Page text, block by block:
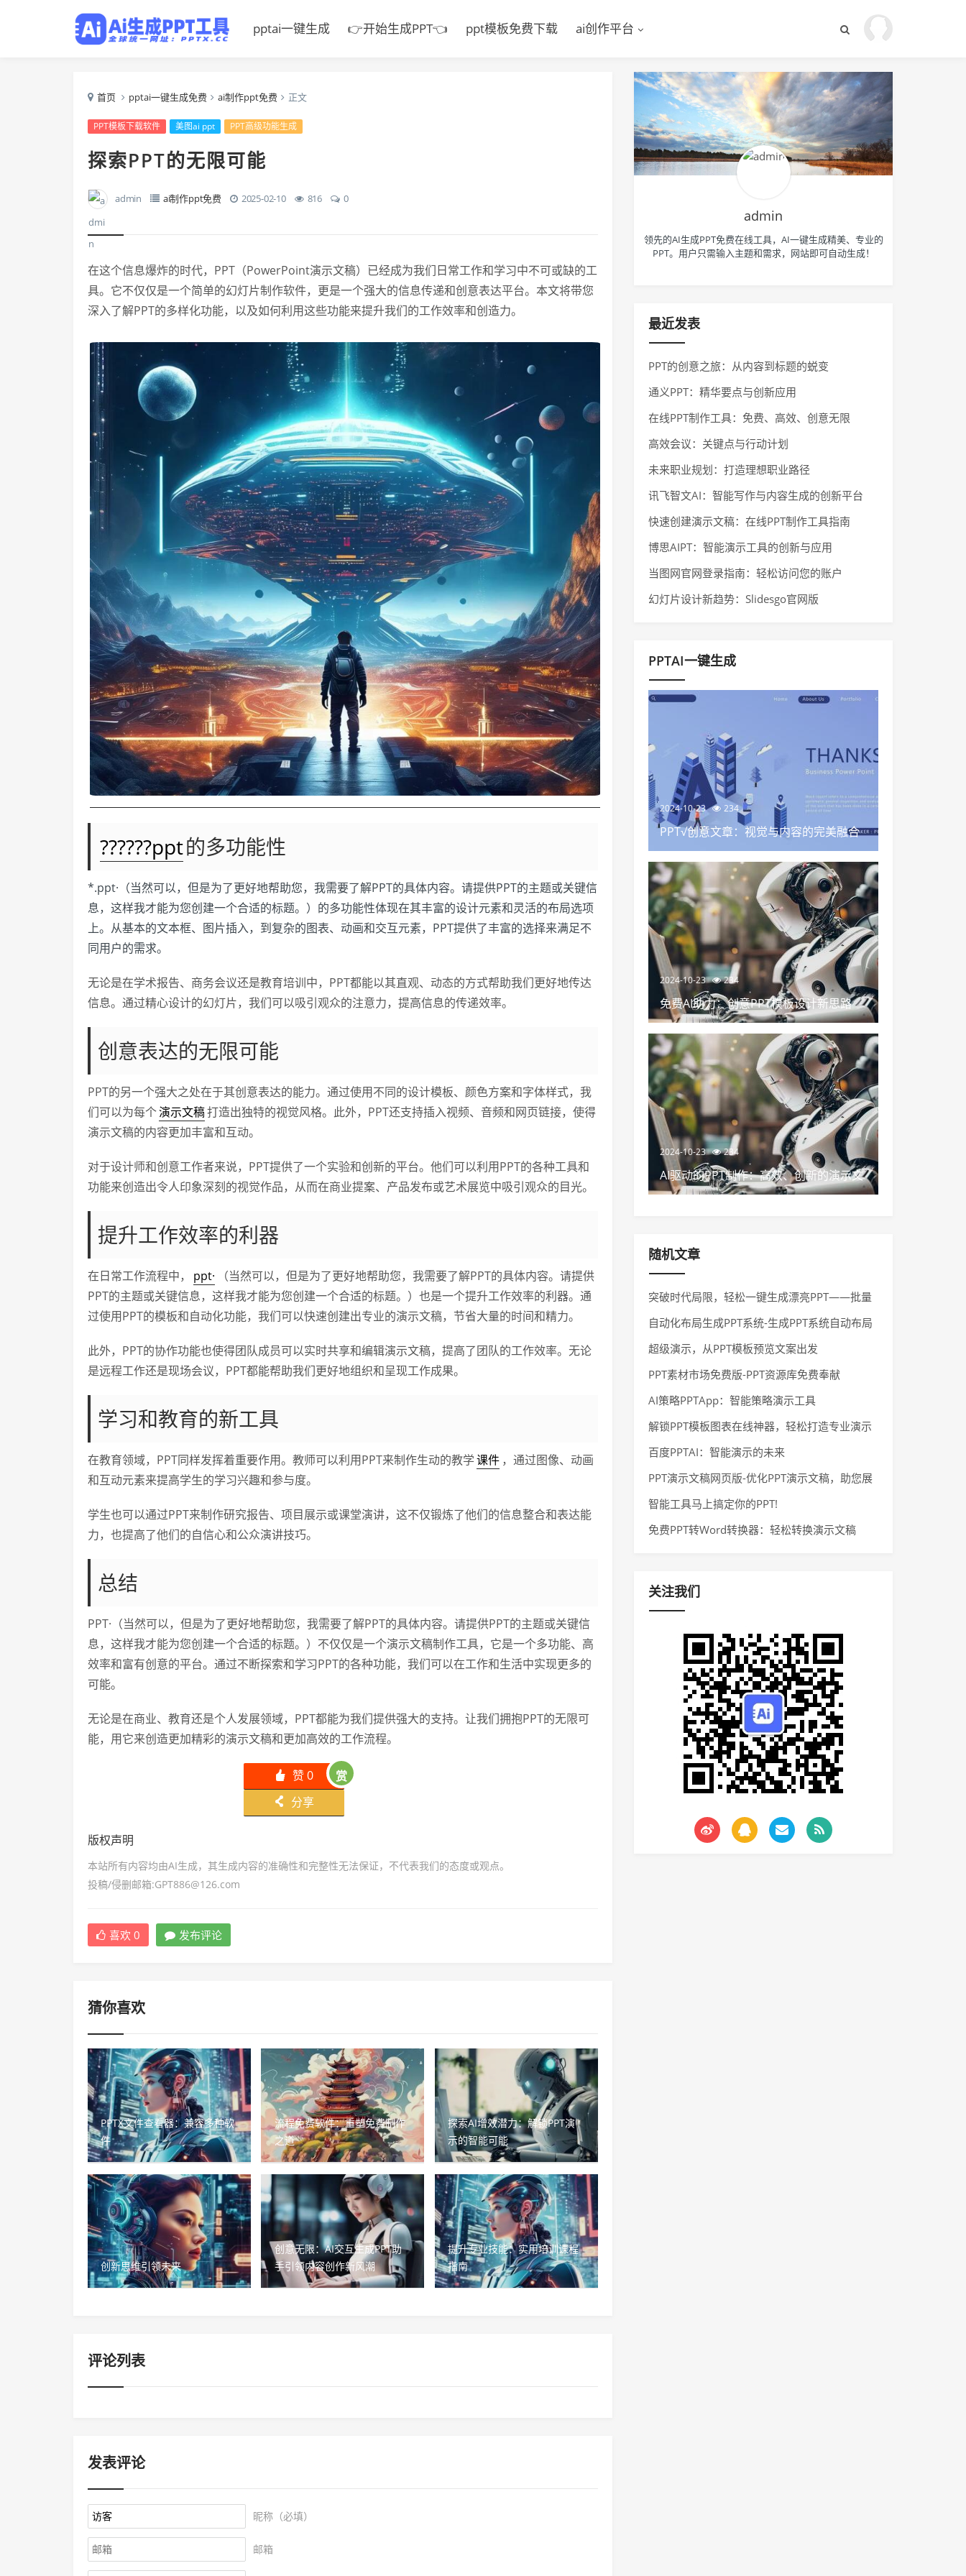
pptai一键生成 👉开始生成PPT👈 ppt模板免费下载 ai创作平台
首页 pptai一键生成免费 ai制作ppt免费 正文
PPT模板下载软件 美图ai ppt PPT高级功能生成
探索PPT的无限可能
admin ai制作ppt免费 2025-02-10 816 0
在这个信息爆炸的时代，PPT（PowerPoint演示文稿）已经成为我们日常工作和学习中不可或缺的工
具。它不仅仅是一个简单的幻灯片制作软件，更是一个强大的信息传递和创意表达平台。本文将带您
深入了解PPT的多样化功能，以及如何利用这些功能来提升我们的工作效率和创造力。
??????ppt的多功能性
*.ppt·（当然可以，但是为了更好地帮助您，我需要了解PPT的具体内容。请提供PPT的主题或关键信
息，这样我才能为您创建一个合适的标题。）的多功能性体现在其丰富的设计元素和灵活的布局选项
上。从基本的文本框、图片插入，到复杂的图表、动画和交互元素，PPT提供了丰富的选择来满足不
同用户的需求。
无论是在学术报告、商务会议还是教育培训中，PPT都能以其直观、动态的方式帮助我们更好地传达
信息。通过精心设计的幻灯片，我们可以吸引观众的注意力，提高信息的传递效率。
创意表达的无限可能
PPT的另一个强大之处在于其创意表达的能力。通过使用不同的设计模板、颜色方案和字体样式，我
们可以为每个演示文稿打造出独特的视觉风格。此外，PPT还支持插入视频、音频和网页链接，使得
演示文稿的内容更加丰富和互动。
对于设计师和创意工作者来说，PPT提供了一个实验和创新的平台。他们可以利用PPT的各种工具和
功能来创造出令人印象深刻的视觉作品，从而在商业提案、产品发布或艺术展览中吸引观众的目光。
提升工作效率的利器
在日常工作流程中， ppt·
（当然可以，但是为了更好地帮助您，我需要了解PPT的具体内容。请提供
PPT的主题或关键信息，这样我才能为您创建一个合适的标题。）也是一个提升工作效率的利器。通
过使用PPT的模板和自动化功能，我们可以快速创建出专业的演示文稿，节省大量的时间和精力。
此外，PPT的协作功能也使得团队成员可以实时共享和编辑演示文稿，提高了团队的工作效率。无论
是远程工作还是现场会议，PPT都能帮助我们更好地组织和呈现工作成果。
学习和教育的新工具
在教育领域，PPT同样发挥着重要作用。教师可以利用PPT来制作生动的教学课件 ，通过图像、动画
和互动元素来提高学生的学习兴趣和参与度。
学生也可以通过PPT来制作研究报告、项目展示或课堂演讲，这不仅锻炼了他们的信息整合和表达能
力，也提高了他们的自信心和公众演讲技巧。
总结
PPT·（当然可以，但是为了更好地帮助您，我需要了解PPT的具体内容。请提供PPT的主题或关键信
息，这样我才能为您创建一个合适的标题。）不仅仅是一个演示文稿制作工具，它是一个多功能、高
效率和富有创意的平台。通过不断探索和学习PPT的各种功能，我们可以在工作和生活中实现更多的
可能。
无论是在商业、教育还是个人发展领域，PPT都能为我们提供强大的支持。让我们拥抱PPT的无限可
能，用它来创造更加精彩的演示文稿和更加高效的工作流程。
󰄼 赞0 赏
󰄯 分享
版权声明
本站所有内容均由AI生成，其生成内容的准确性和完整性无法保证，不代表我们的态度或观点。
投稿/侵删邮箱:GPT886@126.com
喜欢 0 发布评论
猜你喜欢
PPTX文件查看器：兼容多种软
件
流程免费软件：重塑免费制作
之道
探索AI增效潜力：解锁PPT演
示的智能可能
创新思维引领未来
创意无限：AI交互生成PPT助
手引领内容创作新风潮
提升专业技能：实用培训课程
指南
评论列表
发表评论
昵称（必填）
邮箱
admin
领先的AI生成PPT免费在线工具，AI一键生成精美、专业的
PPT。用户只需输入主题和需求，网站即可自动生成！
最近发表
PPT的创意之旅：从内容到标题的蜕变
通义PPT：精华要点与创新应用
在线PPT制作工具：免费、高效、创意无限
高效会议：关键点与行动计划
未来职业规划：打造理想职业路径
讯飞智文AI：智能写作与内容生成的创新平台
快速创建演示文稿：在线PPT制作工具指南
博思AIPT：智能演示工具的创新与应用
当图网官网登录指南：轻松访问您的账户
幻灯片设计新趋势：Slidesgo官网版
PPTAI一键生成
2024-10-23 234
PPT√创意文章：视觉与内容的完美融合
2024-10-23 234
免费AI助力：创意PPT模板设计新思路
2024-10-23 234
AI驱动的PPT制作：高效、创新的演示文
稿设计
随机文章
突破时代局限，轻松一键生成漂亮PPT——批量
生成PPT在线生成工具
自动化布局生成PPT系统-生成PPT系统自动布局
方案
超级演示，从PPT模板预览文案出发
PPT素材市场免费版-PPT资源库免费奉献
AI策略PPTApp：智能策略演示工具
解锁PPT模板图表在线神器，轻松打造专业演示
百度PPTAI：智能演示的未来
PPT演示文稿网页版-优化PPT演示文稿，助您展
现专业魅力
智能工具马上搞定你的PPT!
免费PPT转Word转换器：轻松转换演示文稿
关注我们